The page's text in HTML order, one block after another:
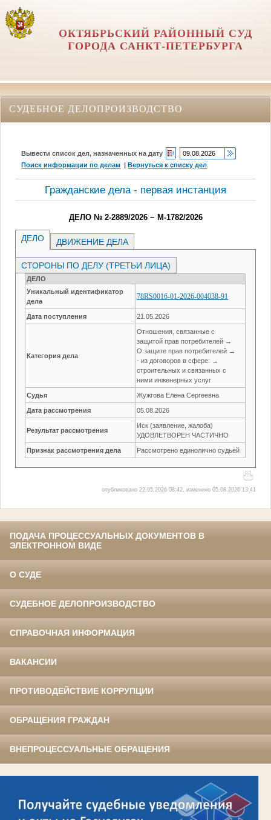
ОКТЯБРЬСКИЙ РАЙОННЫЙ СУД
ГОРОДА САНКТ-ПЕТЕРБУРГА
СУДЕБНОЕ ДЕЛОПРОИЗВОДСТВО
Вывести список дел, назначенных на дату
Поиск информации по делам |Вернуться к списку дел
Гражданские дела - первая инстанция
ДЕЛО № 2-2889/2026 ~ М-1782/2026
ДЕЛО ДВИЖЕНИЕ ДЕЛА
СТОРОНЫ ПО ДЕЛУ (ТРЕТЬИ ЛИЦА)
ДЕЛО
Уникальный идентификатор
дела
78RS0016-01-2026-004038-91
Дата поступления 21.05.2026
Категория дела
Отношения, связанные с
защитой прав потребителей →
О защите прав потребителей →
- из договоров в сфере: →
строительных и связанных с
ними инженерных услуг
Судья Жужгова Елена Сергеевна
Дата рассмотрения 05.08.2026
Результат рассмотрения
Иск (заявление, жалоба)
УДОВЛЕТВОРЕН ЧАСТИЧНО
Признак рассмотрения дела Рассмотрено единолично судьей
опубликовано 22.05.2026 08:42, изменено 05.08.2026 13:41
ПОДАЧА ПРОЦЕССУАЛЬНЫХ ДОКУМЕНТОВ В
ЭЛЕКТРОННОМ ВИДЕ
О СУДЕ
СУДЕБНОЕ ДЕЛОПРОИЗВОДСТВО
СПРАВОЧНАЯ ИНФОРМАЦИЯ
ВАКАНСИИ
ПРОТИВОДЕЙСТВИЕ КОРРУПЦИИ
ОБРАЩЕНИЯ ГРАЖДАН
ВНЕПРОЦЕССУАЛЬНЫЕ ОБРАЩЕНИЯ